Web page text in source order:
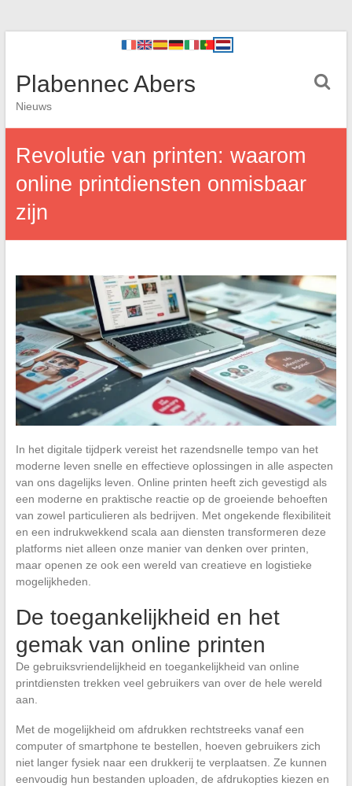
Plabennec Abers
Nieuws
Revolutie van printen: waarom
online printdiensten onmisbaar
zijn
In het digitale tijdperk vereist het razendsnelle tempo van het
moderne leven snelle en effectieve oplossingen in alle aspecten
van ons dagelijks leven. Online printen heeft zich gevestigd als
een moderne en praktische reactie op de groeiende behoeften
van zowel particulieren als bedrijven. Met ongekende flexibiliteit
en een indrukwekkend scala aan diensten transformeren deze
platforms niet alleen onze manier van denken over printen,
maar openen ze ook een wereld van creatieve en logistieke
mogelijkheden.
De toegankelijkheid en het
gemak van online printen
De gebruiksvriendelijkheid en toegankelijkheid van online
printdiensten trekken veel gebruikers van over de hele wereld
aan.
Met de mogelijkheid om afdrukken rechtstreeks vanaf een
computer of smartphone te bestellen, hoeven gebruikers zich
niet langer fysiek naar een drukkerij te verplaatsen. Ze kunnen
eenvoudig hun bestanden uploaden, de afdrukopties kiezen en